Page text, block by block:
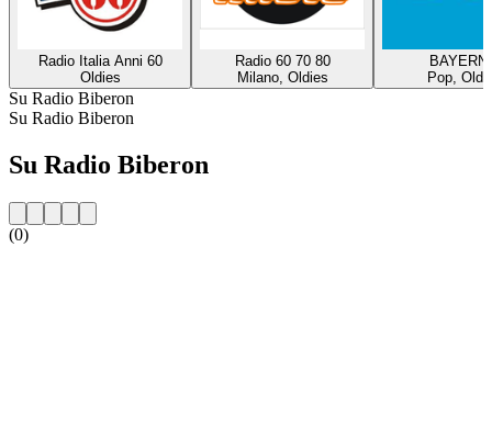
Radio Italia Anni 60
Oldies
Radio 60 70 80
Milano, Oldies
BAYERN
Pop,
Su Radio Biberon
Su Radio Biberon
Su Radio Biberon
(0)